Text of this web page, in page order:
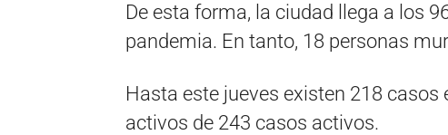
De esta forma, la ciudad llega a los
pandemia. En tanto, 18 personas
Hasta este jueves existen 218
activos de 243 casos activos.